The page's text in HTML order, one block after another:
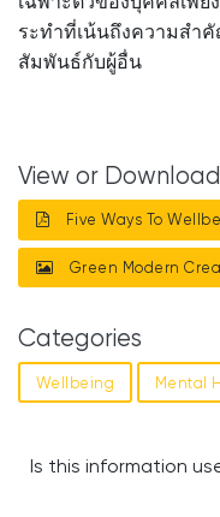
ระทำที่เน้นถึงความสำ
สัมพันธ์กับผู้อื่น
View or
Five Ways To
Green Modern
Categories
Wellbeing Mental
Is this information